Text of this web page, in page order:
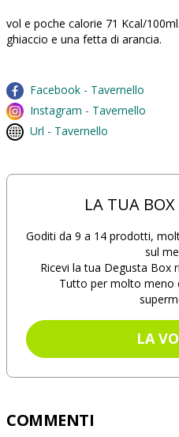
vol e poche calorie 71 Kcal/
ghiaccio e una fetta di arancia.
Facebook - Tavernello
Instagram - Tavernello
Url - Tavernello
LA TUA BOX
Goditi da 9 a 14 prodotti,
sul
Ricevi la tua Degusta Box
Tutto per molto meno
LA
COMMENTI